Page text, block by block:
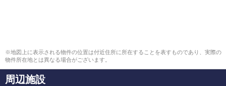
※地図上に表示される物件の位置は付近住所に所在することを表すものであり、実際の
物件所在地とは異なる場合がございます。
周辺施設